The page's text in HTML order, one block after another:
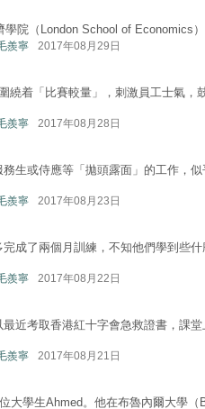
學院（London School of Economics
羨寧 2017年08月29日
繞着「比賽較量」，刺激員工士氣，
羨寧 2017年08月28日
生或侍應等「拋頭露面」的工作，
羨寧 2017年08月23日
成了兩個月訓練，不知他們學到些
羨寧 2017年08月22日
近考取香港紅十字會急救證書，課
羨寧 2017年08月21日
大學生Ahmed。他在布魯內爾大學